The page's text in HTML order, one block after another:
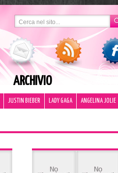
ARCHIVIO
JUSTIN BIEBER LADY GAGA ANGELINA JOLIE